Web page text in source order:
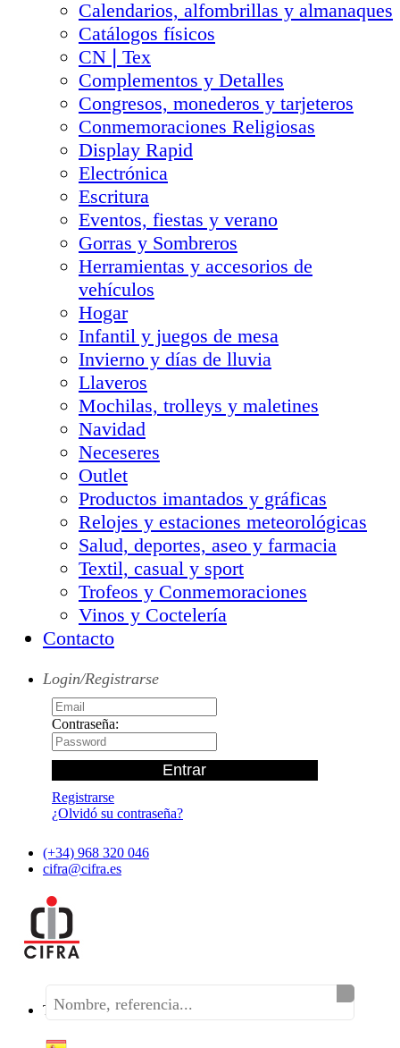
Calendarios, alfombrillas y almanaques
Catálogos físicos
CN❘Tex
Complementos y Detalles
Congresos, monederos y tarjeteros
Conmemoraciones Religiosas
Display Rapid
Electrónica
Escritura
Eventos, fiestas y verano
Gorras y Sombreros
Herramientas y accesorios de
vehículos
Hogar
Infantil y juegos de mesa
Invierno y días de lluvia
Llaveros
Mochilas, trolleys y maletines
Navidad
Neceseres
Outlet
Productos imantados y gráficas
Relojes y estaciones meteorológicas
Salud, deportes, aseo y farmacia
Textil, casual y sport
Trofeos y Conmemoraciones
Vinos y Coctelería
Contacto
Login/Registrarse
Contraseña:
Registrarse
¿Olvidó su contraseña?
(+34) 968 320 046
cifra@cifra.es
Teléfono:(+34) 968 320 046